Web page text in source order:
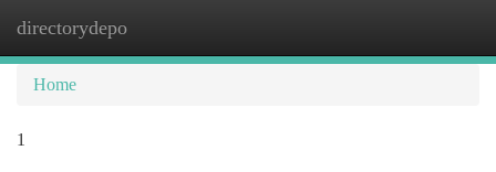
directorydepo
Home
1